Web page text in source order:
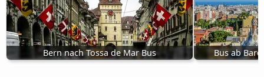
Bern nach Tossa de Mar Bus Bus ab